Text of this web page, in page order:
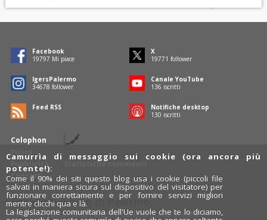
Colophon
Policy
Pubblicità
Contatti
Statistiche commenti
Facebook
19797 Mi piace
X
19771 follower
IgersPalermo
34678 follower
Canale YouTube
136 iscritti
Feed RSS
Notifiche desktop
130 iscritti
Rosalio è il blog di Palermo
754 autoriraccontano Palermo dal loro punto di vista.
Camurrìa di messaggio sui cookie (ora ancora più
potente!):
Come il 90% dei siti questo blog usa i cookie (piccoli file
salvati in maniera sicura sul dispositivo del visitatore) per
funzionare correttamente e per fornire servizi migliori
mentre clicchi qua e là.
La legislazione comunitaria dell'Ue vuole che te lo diciamo,